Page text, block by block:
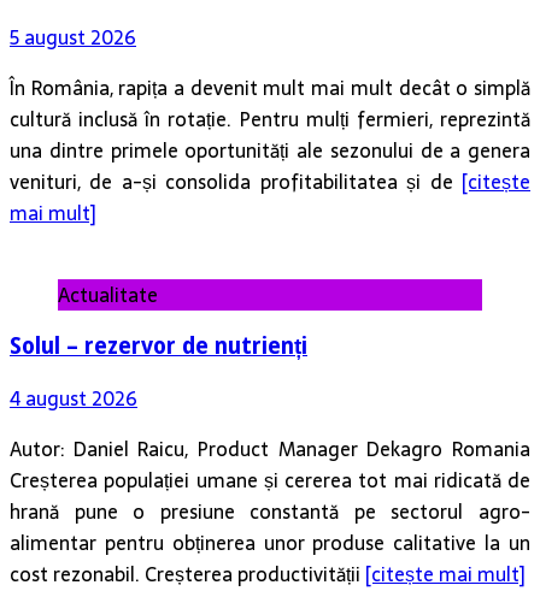
5 august 2026
În România, rapița a devenit mult mai mult decât o simplă
cultură inclusă în rotație. Pentru mulți fermieri, reprezintă
una dintre primele oportunități ale sezonului de a genera
venituri, de a-și consolida profitabilitatea și de [citește
mai mult]
Actualitate
Solul – rezervor de nutrienți
4 august 2026
Autor: Daniel Raicu, Product Manager Dekagro Romania
Creșterea populației umane și cererea tot mai ridicată de
hrană pune o presiune constantă pe sectorul agro-
alimentar pentru obținerea unor produse calitative la un
cost rezonabil. Creșterea productivității [citește mai mult]